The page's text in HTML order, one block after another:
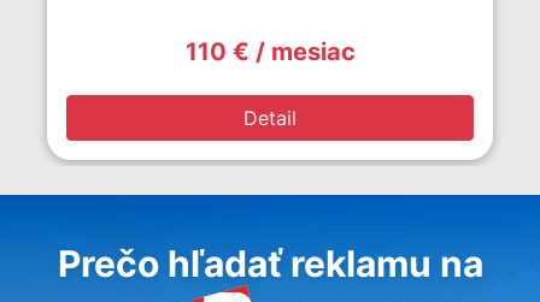
110 € / mesiac
Detail
Prečo hľadať reklamu na